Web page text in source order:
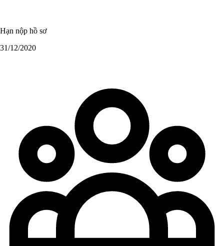
Hạn nộp hồ sơ
31/12/2020